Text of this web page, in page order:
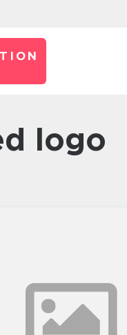
logo